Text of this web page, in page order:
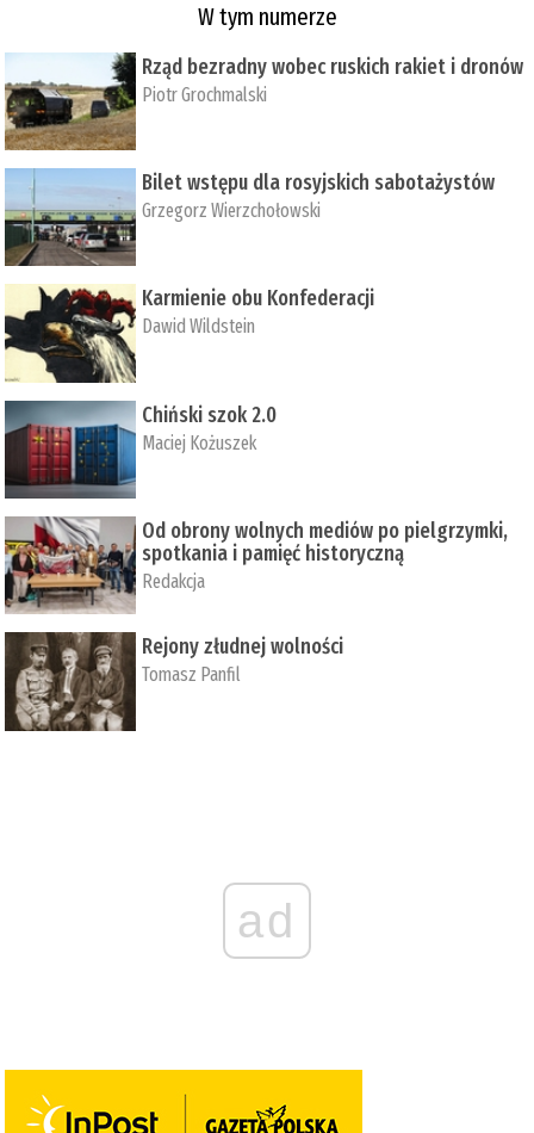
W tym numerze
Rząd bezradny wobec ruskich rakiet i dronów
Piotr Grochmalski
Bilet wstępu dla rosyjskich sabotażystów
Grzegorz Wierzchołowski
Karmienie obu Konfederacji
Dawid Wildstein
Chiński szok 2.0
Maciej Kożuszek
Od obrony wolnych mediów po pielgrzymki,
spotkania i pamięć historyczną
Redakcja
Rejony złudnej wolności
Tomasz Panfil
ad